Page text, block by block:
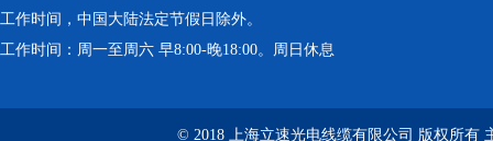
工作时间，中国大陆法定节假日除外。
工作时间：周一至周六 早8:00-晚18:00。周日休息
© 2018 上海立速光电线缆有限公司 版权所有